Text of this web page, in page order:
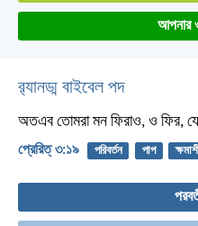
আপনার
র‌্যানড্ম বাইবেল পদ
অতএব তোমরা মন ফিরাও, ও ফির,
প্রেরিত্‌ ৩:১৯ পরিবর্তন পাপ